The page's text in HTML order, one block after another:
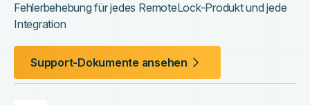
Fehlerbehebung für jedes RemoteLock-Produkt und jede
Integration
Support-Dokumente ansehen